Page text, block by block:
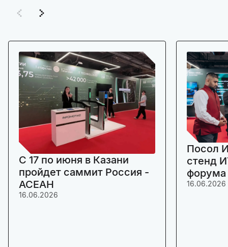
C 17 по июня в Казани
пройдет саммит Россия -
АСЕАН
16.06.2026
Посол
стенд
16.06.2026